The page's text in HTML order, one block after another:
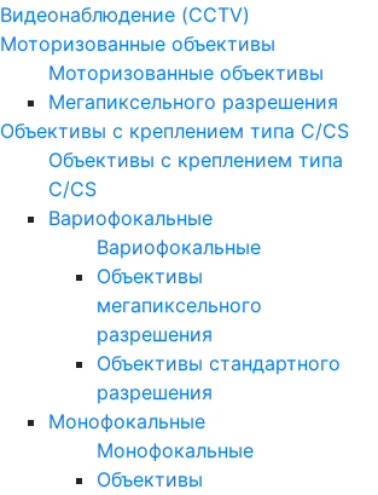
Видеонаблюдение (CCTV)
Моторизованные объективы
Моторизованные объективы
Мегапиксельного разрешения
Объективы с креплением типа C/CS
Объективы с креплением типа
C/CS
Вариофокальные
Вариофокальные
Объективы
мегапиксельного
разрешения
Объективы стандартного
разрешения
Монофокальные
Монофокальные
Объективы